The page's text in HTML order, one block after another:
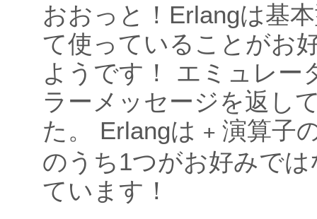
おおっと！Erlangは基
て使っていることがお
ようです！ エミュレー
ラーメッセージを返し
た。 Erlangは + 演算子
のうち1つがお好みで
ています！